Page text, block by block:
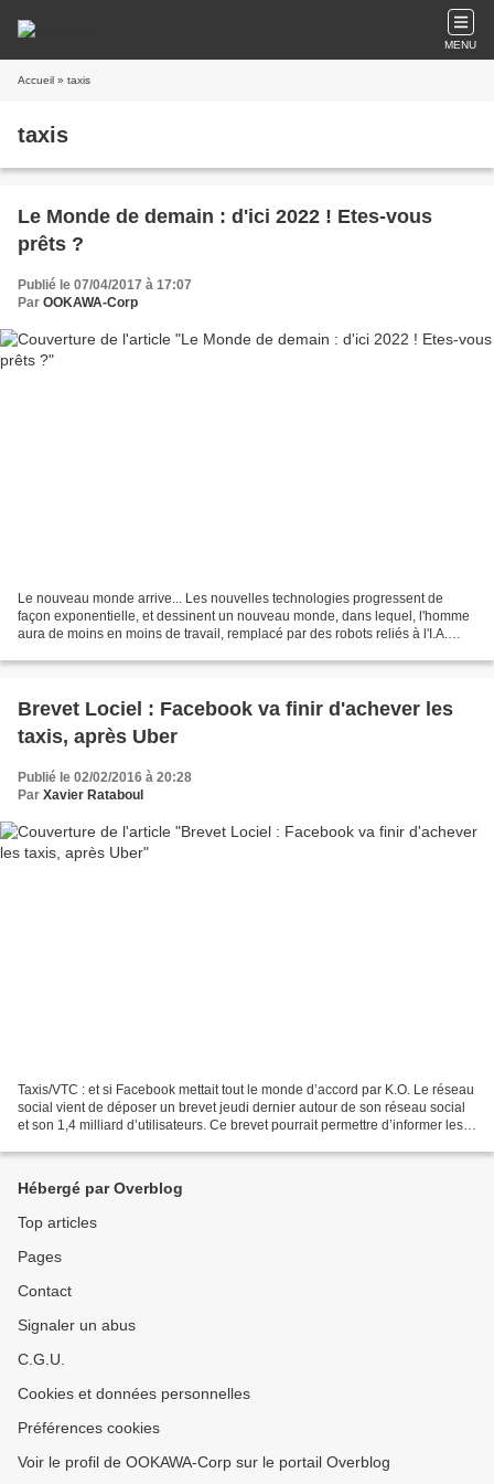
MENU
Accueil » taxis
taxis
Le Monde de demain : d'ici 2022 ! Etes-vous
prêts ?
Publié le 07/04/2017 à 17:07
Par OOKAWA-Corp
Le nouveau monde arrive... Les nouvelles technologies progressent de
façon exponentielle, et dessinent un nouveau monde, dans lequel, l'homme
aura de moins en moins de travail, remplacé par des robots reliés à l'I.A.
Brevet Lociel : Facebook va finir d'achever les
taxis, après Uber
Publié le 02/02/2016 à 20:28
Par Xavier Rataboul
Taxis/VTC : et si Facebook mettait tout le monde d’accord par K.O. Le réseau
social vient de déposer un brevet jeudi dernier autour de son réseau social
et son 1,4 milliard d’utilisateurs. Ce brevet pourrait permettre d’informer les
Hébergé par Overblog
Top articles
Pages
Contact
Signaler un abus
C.G.U.
Cookies et données personnelles
Préférences cookies
Voir le profil de OOKAWA-Corp sur le portail Overblog